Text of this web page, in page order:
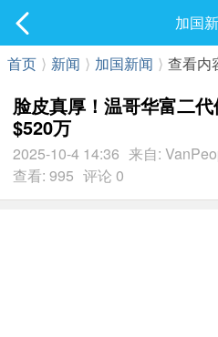
加国
首页 ⟩ 新闻 ⟩ 加国新闻 ⟩ 查看内
脸皮真厚！温哥华富二
$520万
2025-10-4 14:36 来自:
查看: 995 评论 0